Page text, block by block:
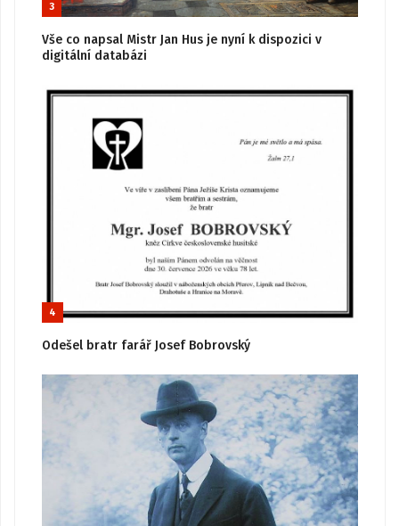
3
Vše co napsal Mistr Jan Hus je nyní k dispozici v
digitální databázi
4
Odešel bratr farář Josef Bobrovský